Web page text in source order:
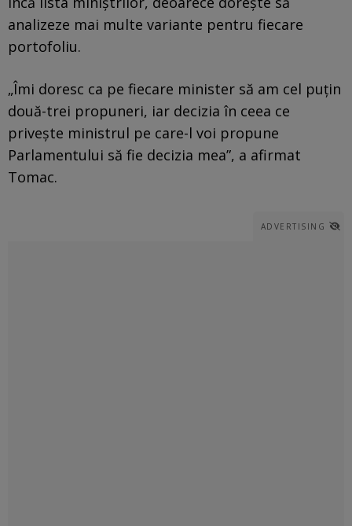
analizeze mai multe variante pentru fiecare
portofoliu.
„Îmi doresc ca pe fiecare minister să am cel puțin
două-trei propuneri, iar decizia în ceea ce
privește ministrul pe care-l voi propune
Parlamentului să fie decizia mea”, a afirmat
Tomac.
ADVERTISING